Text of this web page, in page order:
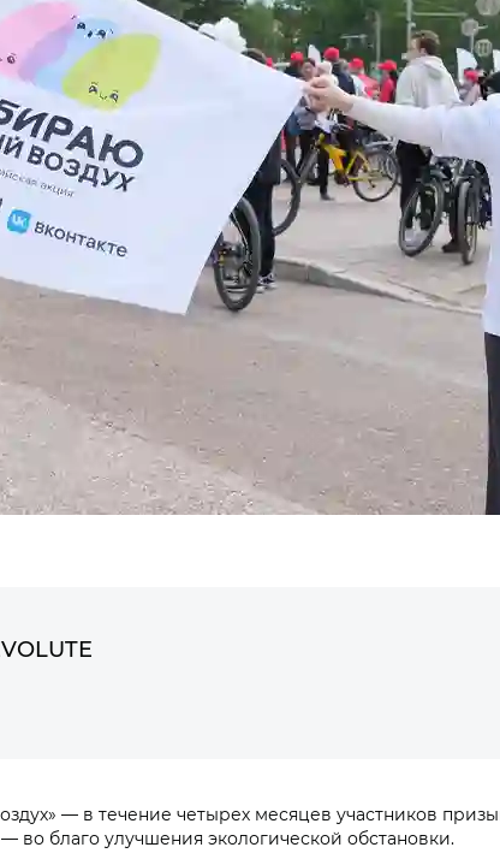
— в течение четырех месяцев участников
благо улучшения экологической обстановки.